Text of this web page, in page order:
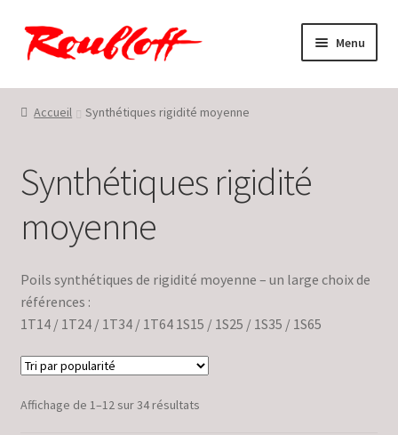
Aller
Aller
au
Menu
Accueil
En savoir plus sur Roubloff ©
Mon compte
Panier
Politique de confidentialité
Restons en contact !
Validation de la commande
Accueil Synthétiques rigidité moyenne
Synthétiques rigidité
moyenne
Poils synthétiques de rigidité moyenne – un large choix de
références :
1T14 / 1T24 / 1T34 / 1T64 1S15 / 1S25 / 1S35 / 1S65
Affichage de 1–12 sur 34 résultatsTrié